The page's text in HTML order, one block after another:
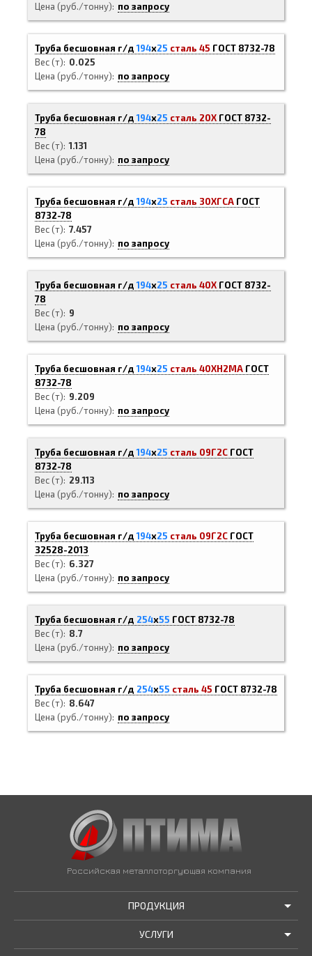
Цена (руб./тонну)
по запросу
Труба бесшовная г/д194х25 сталь 45 ГОСТ 8732-78
Вес (т)
0.025
Цена (руб./тонну)
по запросу
Труба бесшовная г/д194х25 сталь 20Х ГОСТ 8732-
78
Вес (т) 1.131
Цена (руб./тонну)
по запросу
Труба бесшовная г/д194х25 сталь 30ХГСА ГОСТ
8732-78
Вес (т) 7.457
Цена (руб./тонну)
по запросу
Труба бесшовная г/д194х25 сталь 40Х ГОСТ 8732-
78
Вес (т)
9
Цена (руб./тонну)
по запросу
Труба бесшовная г/д194х25 сталь 40ХН2МА ГОСТ
8732-78
Вес (т)
9.209
Цена (руб./тонну)
по запросу
Труба бесшовная г/д194х25 сталь 09Г2С ГОСТ
8732-78
Вес (т)
29.113
Цена (руб./тонну)
по запросу
Труба бесшовная г/д194х25 сталь 09Г2С ГОСТ
32528-2013
Вес (т)
6.327
Цена (руб./тонну)
по запросу
Труба бесшовная г/д 254х55 ГОСТ 8732-78
Вес (т)
8.7
Цена (руб./тонну)
по запросу
Труба бесшовная г/д 254х55 сталь 45 ГОСТ 8732-78
Вес (т)
8.647
Цена (руб./тонну)
по запросу
Российская металлоторгующая компания
ПРОДУКЦИЯ
АКЦИИ И РАСПРОДАЖИ
УСЛУГИ